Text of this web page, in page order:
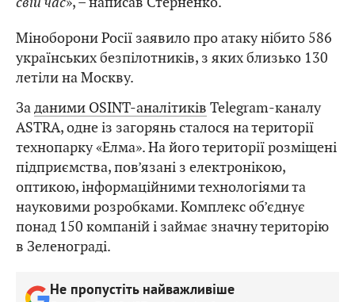
Міноборони Росії заявило про атаку нібито 586
українських безпілотників, з яких близько 130
летіли на Москву.
Заданими OSINT-аналітиків Telegram-каналу
ASTRA, одне із загорянь сталося на території
технопарку «Елма». На його території розміщені
підприємства, пов’язані з електронікою,
оптикою, інформаційними технологіями та
науковими розробками. Комплекс об’єднує
понад 150 компаній і займає значну територію
в Зеленограді.
Не пропустіть найважливіше